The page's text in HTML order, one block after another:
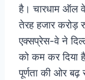
है। चारधाम ऑल
तेरह हजार करोड़
एक्सप्रेस-वे ने
को कम कर दिया
पूर्णता की ओर